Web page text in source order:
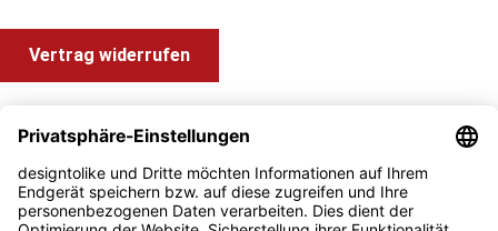
Vertrag widerrufen
Information und Impressum